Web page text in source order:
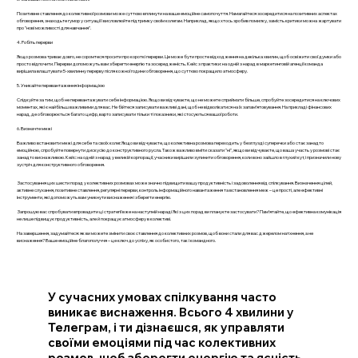
Позитивне ставлення до колективної розмови може суттєво вплинути на ваше емоційне самопочуття. Намагайтеся зосередитися на позитивних аспектах
обговорення, знаходьте гумор у ситуації і висловлюйте підтримку своїм колегам. Наприклад, якщо хтось зробив помилку, замість критики можна жартувати
про "нові можливості для навчання".
4. Робіть перерви
Якщо розмова триває довго, не соромтеся просити про короткі перерви. Це може бути просте відходження на декілька хвилин, щоб освіжити свої думки або
просто відпочити. Перерви допоможуть вам зберегти енергію та зосередженість. Кейс з практики: на одній з нарад в маркетинговій агенції команда
вирішила влаштувати 5-хвилинну перерву після кожної години обговорення, що суттєво покращило атмосферу.
5. Уникайте перевантаження інформацією
Слідкуйте за тим, щоб не перевантажувати себе інформацією. Якщо ви відчуваєте, що не можете сприймати більше, спробуйте зосередитися на ключових
моментах, які є найбільш важливими для вас. Не бійтеся записувати важливі дані, щоб не відволікатися на їх запам’ятовування. На прикладі фінансових
нарад, де обговорюється багато цифр, варто записувати тільки ті показники, які стосуються вашої роботи.
6. Визначте межі
Важливо встановити межі для себе та своїх колег. Якщо ви відчуваєте, що колективна розмова переходить у безглузді суперечки або стає занадто
емоційною, спробуйте повернути дискусію до конструктивного русла. Також важливо вміти сказати "ні", якщо ви відчуваєте, що ваша участь у розмові стає
занадто виснажливою. Кейс: на одній з нарад у великій корпорації, учасники вирішили зупинити обговорення, коли воно зайшло в глухий кут, і призначили нову
зустріч для конструктивного обговорення.
Застосування цих шести порад у колективних розмовах може значно підвищити вашу продуктивність і задоволення від спілкування. Визначення цілей,
активне слухання, позитивне ставлення, регулярні перерви, контроль інформаційного навантаження та встановлення меж – це прості, але ефективні
інструменти, які допоможуть вам уникнути виснаження і зберегти енергію.
Запрошую вас спробувати впровадити ці стратегії вже на наступній нараді Які з цих порад ви плануєте застосувати? Пам’ятайте, що ефективна комунікація
не лише підвищує продуктивність, але й покращує атмосферу в колективі.
На завершення, задумайтеся: як ви можете змінити своє ставлення до колективних розмов, щоб вони стали для вас джерелом натхнення, а не
виснаження? Ваше емоційне благополуччя – це ключ до успіху, як особистого, так і командного.
У сучасних умовах спілкування часто
виникає виснаження. Всього 4 хвилини у
Телеграм, і ти дізнаєшся, як управляти
своїми емоціями під час колективних